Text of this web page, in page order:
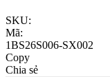
SKU:
Mã:
1BS26S006-SX002
Copy
Chia sẻ